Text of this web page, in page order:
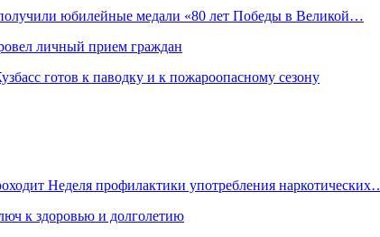
юбилейные медали «80 лет Победы в Великой…
личный прием граждан
готов к паводку и к пожароопасному сезону
Неделя профилактики употребления
к здоровью и долголетию